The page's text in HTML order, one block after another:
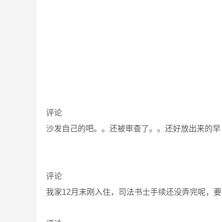
评论
沙发自己的吧。。还被审查了。。还好放出来的早
评论
我家12月末刚入住，司法书士手续还没弄完呢，要